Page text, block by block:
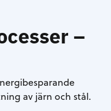
–
av järn och stål.